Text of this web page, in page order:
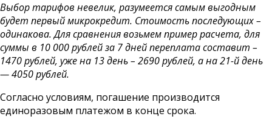
Выбор тарифов невелик, разумеется самым выгодным
будет первый микрокредит. Стоимость последующих –
одинакова. Для сравнения возьмем пример расчета, для
суммы в 10 000 рублей за 7 дней переплата составит –
1470 рублей, уже на 13 день – 2690 рублей, а на 21-й день
— 4050 рублей.
Согласно условиям, погашение производится
единоразовым платежом в конце срока.